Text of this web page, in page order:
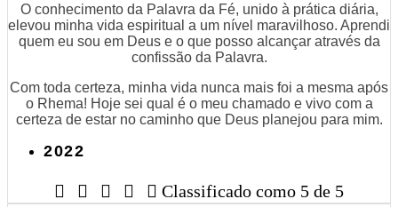
O conhecimento da Palavra da Fé, unido à prática diária,
elevou minha vida espiritual a um nível maravilhoso. Aprendi
quem eu sou em Deus e o que posso alcançar através da
confissão da Palavra.
Com toda certeza, minha vida nunca mais foi a mesma após
o Rhema! Hoje sei qual é o meu chamado e vivo com a
certeza de estar no caminho que Deus planejou para mim.
2022
     Classificado como 5 de 5